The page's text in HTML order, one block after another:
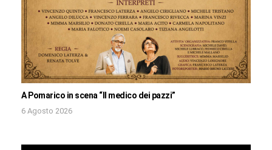
A Pomarico in scena “Il medico dei pazzi”
6 Agosto 2026